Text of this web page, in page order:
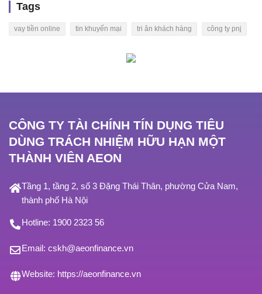
Tags
vay tiền online tin khuyến mại tri ân khách hàng công ty pnj
CÔNG TY TÀI CHÍNH TÍN DỤNG TIÊU
DÙNG TRÁCH NHIỆM HỮU HẠN MỘT
THÀNH VIÊN AEON
Tầng 1, tầng 2, số 3 Đặng Thái Thân, phường Cửa Nam,
thành phố Hà Nội
Hotline: 1900 2323 56
Email: cskh@aeonfinance.vn
Website: https://aeonfinance.vn